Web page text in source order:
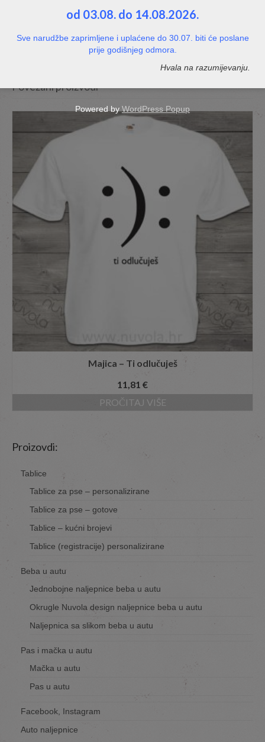
10,99€
SELECT OPTIONS
Povezani proizvodi
Majica – Ti odlučuješ
11,81 €
PROČITAJ VIŠE
Proizovdi:
Tablice
Tablice za pse – personalizirane
Tablice za pse – gotove
Tablice – kućni brojevi
Tablice (registracije) personalizirane
Beba u autu
Jednobojne naljepnice beba u autu
Okrugle Nuvola design naljepnice beba u autu
Naljepnica sa slikom beba u autu
Pas i mačka u autu
Mačka u autu
Pas u autu
Facebook, Instagram
Auto naljepnice
od 03.08. do 14.08.2026.
Sve narudžbe zaprimljene i uplaćene do 30.07. biti će poslane
prije godišnjeg odmora.
Hvala na razumijevanju.
Powered by WordPress Popup